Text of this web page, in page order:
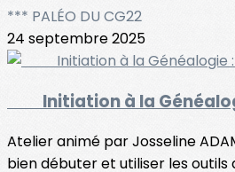
*** PALÉO DU CG22
24 septembre 2025
Initiation à la
Atelier animé par Josseline
bien débuter et utiliser les outils